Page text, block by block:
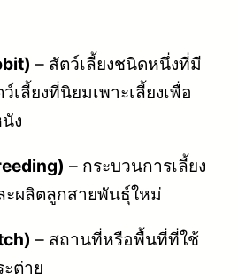
– สัตว์เลี้ยงชนิดหนึ่งที่มี
เลี้ยงที่นิยมเพาะเลี้ยงเพื่อ
ง
– กระบวนการเลี้ยง
ะผลิตลูกสายพันธุ์ใหม่
– สถานที่หรือพื้นที่ที่ใช้
ะต่าย